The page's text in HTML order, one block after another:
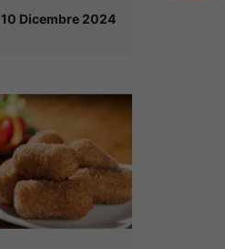
10 Dicembre 2024